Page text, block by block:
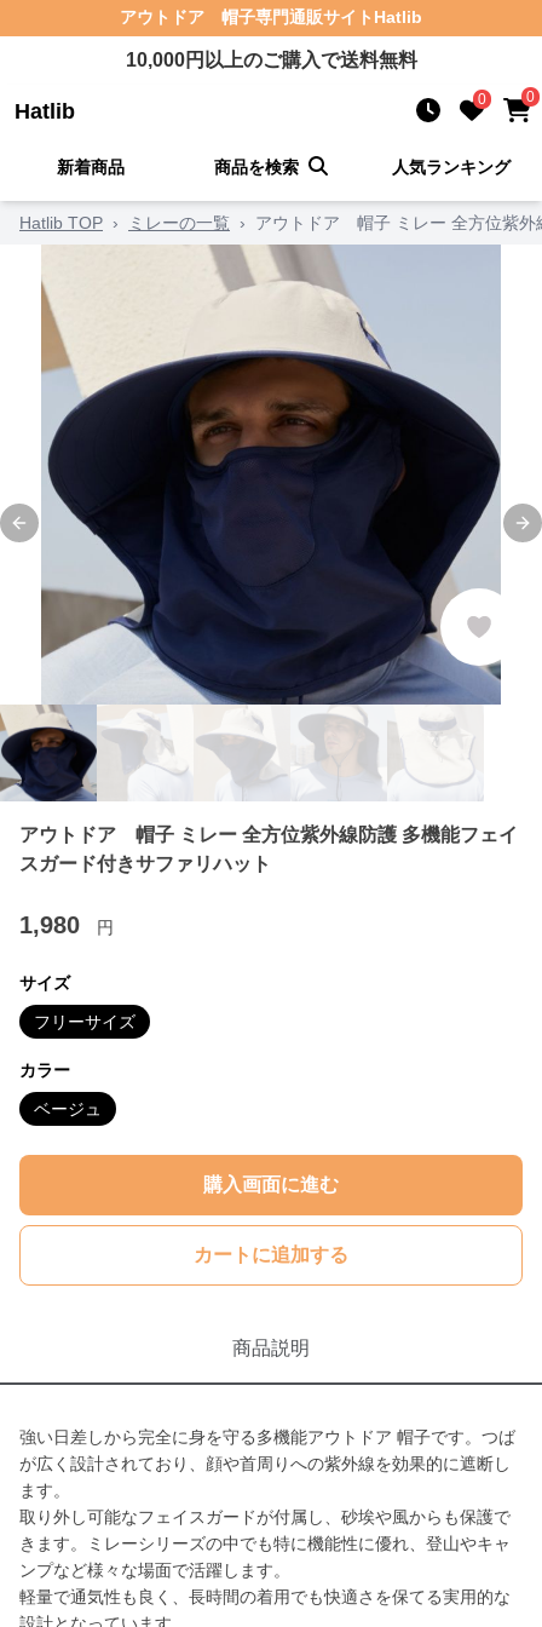
アウトドア 帽子専門通販サイト Hatlib
10,000円以上のご購入で送料無料
Hatlib 0 0
新着商品 商品を検索 人気ランキング
Hatlib TOP › ミレーの一覧 › アウトドア 帽子 ミレー 全方位紫外
Previous slide
アウトドア 帽子 ミレー 全方位紫外線防護 多機能フェイ
スガード付きサファリハット
1,980 円
サイズ
フリーサイズ
カラー
ベージュ
購入画面に進む
カートに追加する
商品説明
強い日差しから完全に身を守る多機能アウトドア 帽子です。つば
が広く設計されており、顔や首周りへの紫外線を効果的に遮断し
ます。
取り外し可能なフェイスガードが付属し、砂埃や風からも保護で
きます。ミレーシリーズの中でも特に機能性に優れ、登山やキャ
ンプなど様々な場面で活躍します。
軽量で通気性も良く、長時間の着用でも快適さを保てる実用的な